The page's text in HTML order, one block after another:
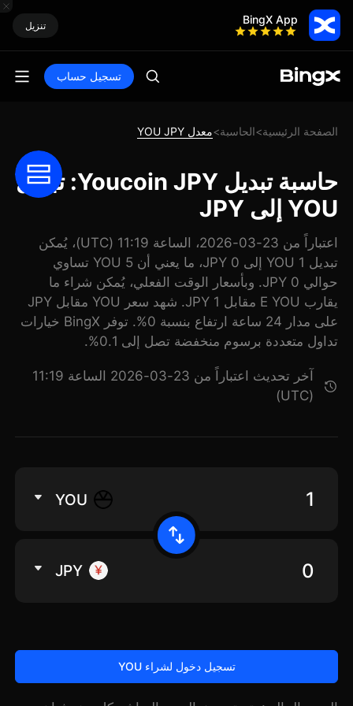
BingX App تنزيل
تسجيل حساب
الصفحة الرئيسية>الحاسبة>معدل YOU JPY
حاسبة تبديل Youcoin JPY: تبديل
YOU إلى JPY
اعتباراً من 23-03-2026، الساعة 11:19 (UTC)، يُمكن
تبديل 1 YOU إلى 0 JPY، ما يعني أن 5 YOU تساوي
حوالي 0 JPY. وبأسعار الوقت الفعلي، يُمكن شراء ما
يقارب E YOU مقابل 1 JPY. شهد سعر YOU مقابل JPY
على مدار 24 ساعة ارتفاع بنسبة 0%. توفر BingX خيارات
تداول متعددة برسوم منخفضة تصل إلى 0.1%.
آخر تحديث اعتباراً من 23-03-2026 الساعة 11:19
(UTC)
YOU
JPY
تسجيل دخول لشراء YOU